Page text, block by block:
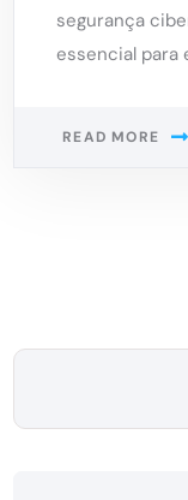
segurança
essencial para
READ MORE